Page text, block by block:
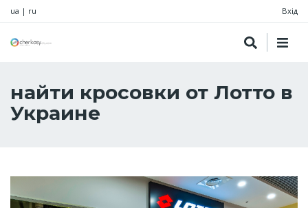
ua | ru Вхід
найти кросовки от Лотто в
Украине